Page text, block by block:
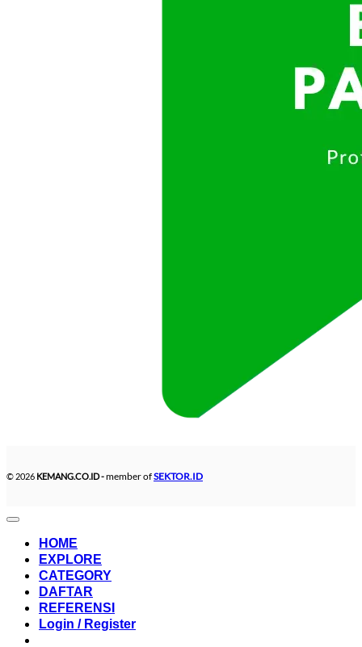
© 2026 KEMANG.CO.ID -member ofSEKTOR.ID
HOME
EXPLORE
CATEGORY
DAFTAR
REFERENSI
Login / Register